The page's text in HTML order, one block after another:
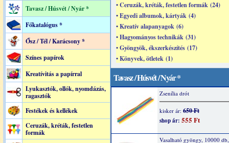
Tavasz / Húsvét / Nyár *
Főkatalógus *
Ősz / Tél / Karácsony *
Színes papírok
Kreatívitás a papírral
Lyukasztók, ollók, nyomdázás,
ragasztók
Festékek és kellékek
Ceruzák, kréták, festetlen
formák
• Ceruzák, kréták, festetlen formák (24)
• Egyedi albumok, kártyák (4)
• Kreatív alapanyagok (6)
• Hagyományos technikák (31)
• Gyöngyök, ékszerkészítés (17)
• Könyvek, ötletek (1)
Tavasz / Húsvét / Nyár *
Zsenília drót
kisker ár: 650 Ft
shop ár: 555 Ft
Vasalható gyöngy, 10000